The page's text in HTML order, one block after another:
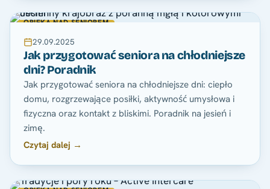
OPIEKA NAD SENIOREM
29.09.2025
Jak przygotować seniora na chłodniejsze
dni? Poradnik
Jak przygotować seniora na chłodniejsze dni: ciepło
domu, rozgrzewające posiłki, aktywność umysłowa i
fizyczna oraz kontakt z bliskimi. Poradnik na jesień i
zimę.
Czytaj dalej →